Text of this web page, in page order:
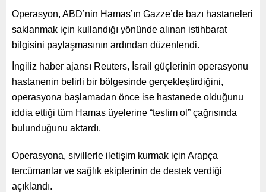
Operasyon, ABD’nin Hamas’ın Gazze’de bazı hastaneleri
saklanmak için kullandığı yönünde alınan istihbarat
bilgisini paylaşmasının ardından düzenlendi.
İngiliz haber ajansı Reuters, İsrail güçlerinin operasyonu
hastanenin belirli bir bölgesinde gerçekleştirdiğini,
operasyona başlamadan önce ise hastanede olduğunu
iddia ettiği tüm Hamas üyelerine “teslim ol” çağrısında
bulunduğunu aktardı.
Operasyona, sivillerle iletişim kurmak için Arapça
tercümanlar ve sağlık ekiplerinin de destek verdiği
açıklandı.